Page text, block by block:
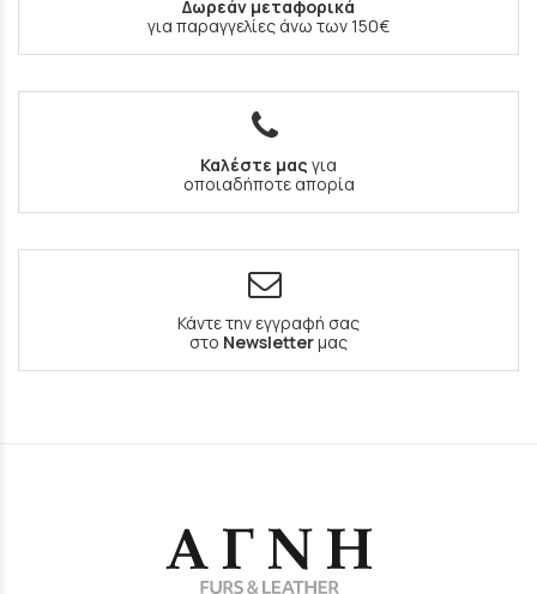
Δωρεάν μεταφορικά
για παραγγελίες άνω των 150€
Καλέστε μας για
οποιαδήποτε απορία
Κάντε την εγγραφή σας
στο Newsletterμας